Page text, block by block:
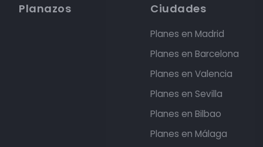
Planazos Ciudades
Planes en Madrid
Planes en Barcelona
Planes en Valencia
Planes en Sevilla
Planes en Bilbao
Planes en Málaga